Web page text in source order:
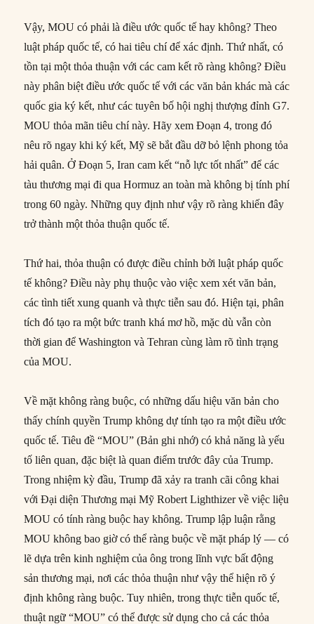
Vậy, MOU có phải là điều ước quốc tế hay không? Theo
luật pháp quốc tế, có hai tiêu chí để xác định. Thứ nhất, có
tồn tại một thỏa thuận với các cam kết rõ ràng không? Điều
này phân biệt điều ước quốc tế với các văn bản khác mà các
quốc gia ký kết, như các tuyên bố hội nghị thượng đỉnh G7.
MOU thỏa mãn tiêu chí này. Hãy xem Đoạn 4, trong đó
nêu rõ ngay khi ký kết, Mỹ sẽ bắt đầu dỡ bỏ lệnh phong tỏa
hải quân. Ở Đoạn 5, Iran cam kết “nỗ lực tốt nhất” để các
tàu thương mại đi qua Hormuz an toàn mà không bị tính phí
trong 60 ngày. Những quy định như vậy rõ ràng khiến đây
trở thành một thỏa thuận quốc tế.
Thứ hai, thỏa thuận có được điều chỉnh bởi luật pháp quốc
tế không? Điều này phụ thuộc vào việc xem xét văn bản,
các tình tiết xung quanh và thực tiễn sau đó. Hiện tại, phân
tích đó tạo ra một bức tranh khá mơ hồ, mặc dù vẫn còn
thời gian để Washington và Tehran cùng làm rõ tình trạng
của MOU.
Về mặt không ràng buộc, có những dấu hiệu văn bản cho
thấy chính quyền Trump không dự tính tạo ra một điều ước
quốc tế. Tiêu đề “MOU” (Bản ghi nhớ) có khả năng là yếu
tố liên quan, đặc biệt là quan điểm trước đây của Trump.
Trong nhiệm kỳ đầu, Trump đã xảy ra tranh cãi công khai
với Đại diện Thương mại Mỹ Robert Lighthizer về việc liệu
MOU có tính ràng buộc hay không. Trump lập luận rằng
MOU không bao giờ có thể ràng buộc về mặt pháp lý — có
lẽ dựa trên kinh nghiệm của ông trong lĩnh vực bất động
sản thương mại, nơi các thỏa thuận như vậy thể hiện rõ ý
định không ràng buộc. Tuy nhiên, trong thực tiễn quốc tế,
thuật ngữ “MOU” có thể được sử dụng cho cả các thỏa